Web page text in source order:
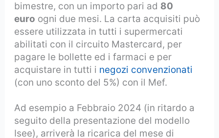
bimestre, con un importo pari ad 80
euro ogni due mesi. La carta acquisiti può
essere utilizzata in tutti i supermercati
abilitati con il circuito Mastercard, per
pagare le bollette ed i farmaci e per
acquistare in tutti i negozi convenzionati
(con uno sconto del 5%) con il Mef.
Ad esempio a Febbraio 2024 (in ritardo a
seguito della presentazione del modello
Isee), arriverà la ricarica del mese di